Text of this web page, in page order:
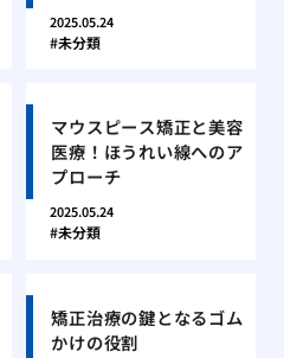
2025.05.24
未分類
マウスピース矯正と美容
医療！ほうれい線へのア
プローチ
2025.05.24
未分類
矯正治療の鍵となるゴム
かけの役割